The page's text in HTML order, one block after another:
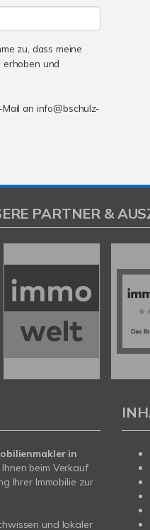
zu, dass meine
und
an info@bschulz-
PARTNER &
in
beim Verkauf
Ihrer Immobilie zur
und lokaler